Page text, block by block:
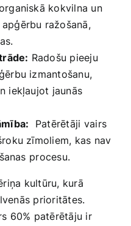
kokvilna un
ražošanā,
Radošu pieeju
izmantošanu,
iekļaujot jaunās
⁣ Patērētāji⁤ vairs
zīmoliem, kas nav‍
procesu.
kultūru, kurā
prioritātes.
60% patērētāju ir